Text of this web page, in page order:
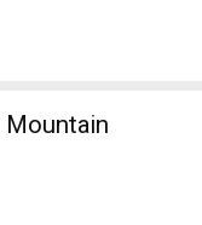
Mountain